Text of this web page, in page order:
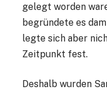
gelegt worden
begründete es
legte sich aber
Zeitpunkt fest.
Deshalb wurden